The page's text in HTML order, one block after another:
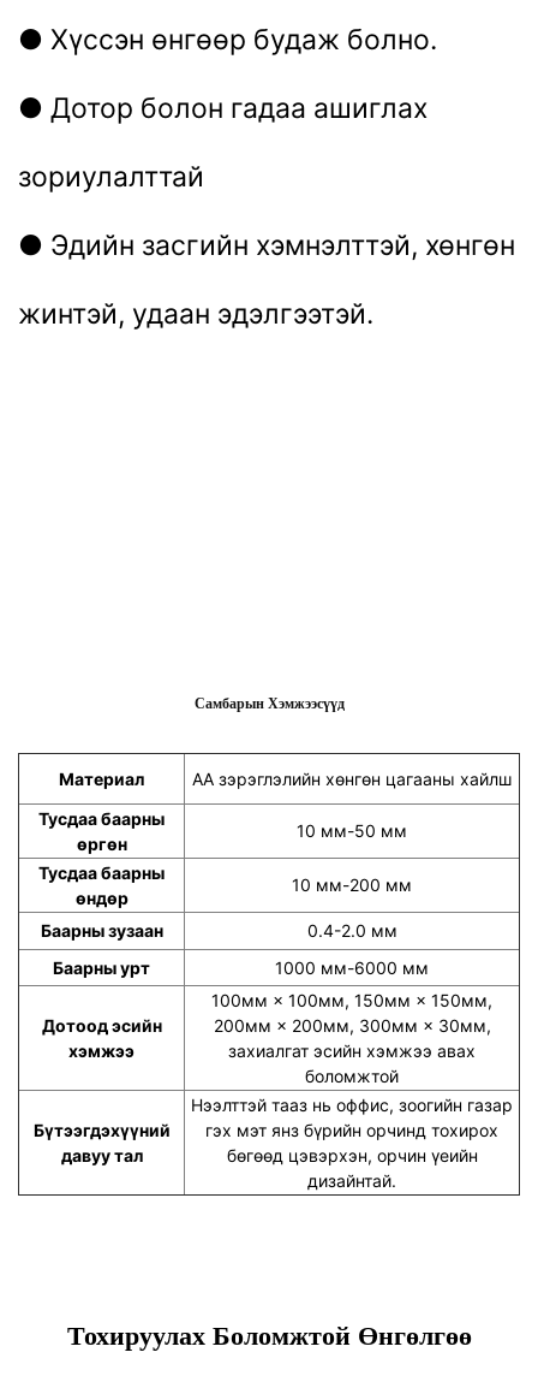
● Хүссэн өнгөөр ​​будаж болно.
● Дотор болон гадаа ашиглах
зориулалттай
● Эдийн засгийн хэмнэлттэй, хөнгөн
жинтэй, удаан эдэлгээтэй.
Самбарын Хэмжээсүүд
Материал
АА зэрэглэлийн хөнгөн цагааны хайлш
Тусдаа баарны
өргөн
10 мм-50 мм
Тусдаа баарны
өндөр
10 мм-200 мм
Баарны зузаан
0.4-2.0 мм
Баарны урт
1000 мм-6000 мм
Дотоод эсийн
хэмжээ
100мм × 100мм, 150мм × 150мм,
200мм × 200мм, 300мм × 30мм,
захиалгат эсийн хэмжээ авах
боломжтой
Бүтээгдэхүүний
давуу тал
Нээлттэй тааз нь оффис, зоогийн газар
гэх мэт янз бүрийн орчинд тохирох
бөгөөд цэвэрхэн, орчин үеийн
дизайнтай.
Тохируулах Боломжтой Өнгөлгөө